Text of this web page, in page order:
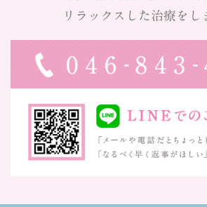
リラックスした治療をし